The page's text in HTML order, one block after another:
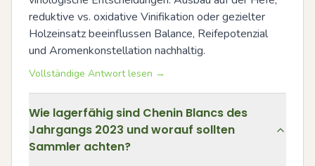
reduktive vs. oxidative Vinifikation oder gezielter
Holzeinsatz beeinflussen Balance, Reifepotenzial
und Aromenkonstellation nachhaltig.
Vollständige Antwort lesen →
Wie lagerfähig sind Chenin Blancs des
Jahrgangs 2023 und worauf sollten
Sammler achten?